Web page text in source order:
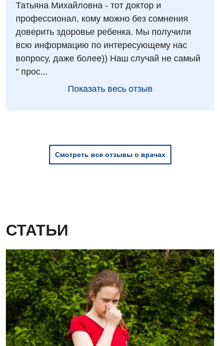
Татьяна Михайловна - тот доктор и
профессионал, кому можно без сомнения
доверить здоровье ребенка. Мы получили
всю информацию по интересующему нас
вопросу, даже более)) Наш случай не самый
" прос...
Показать весь отзыв
Смотреть все отзывы о врачах
СТАТЬИ